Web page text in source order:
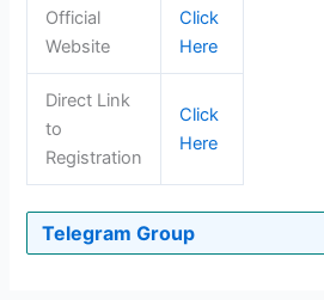
Official
Website
Click
Here
Direct Link
to
Registration
Click
Here
Telegram Group